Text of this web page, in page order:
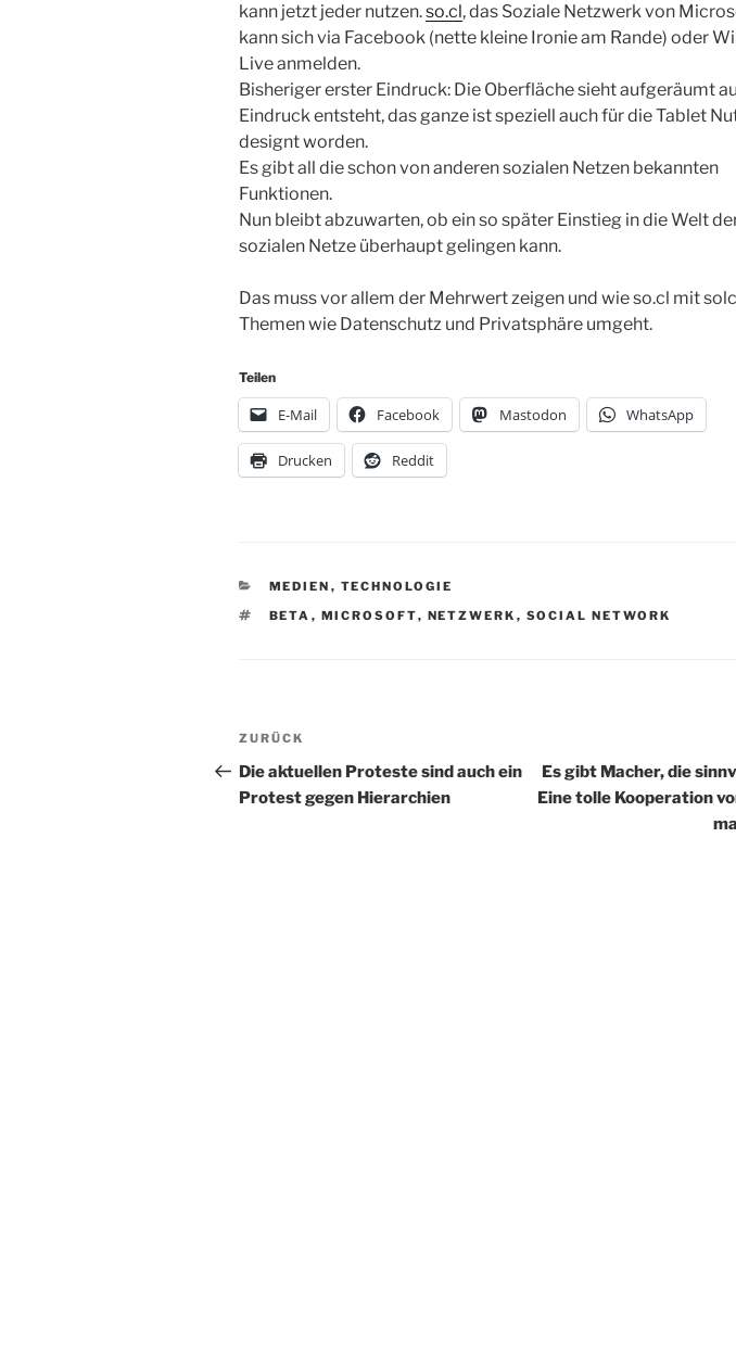
kann jetzt jeder nutzen.so.cl, das Soziale Netzwerk von
kann sich via Facebook (nette kleine Ironie am Rande) oder
Live anmelden.
Bisheriger erster Eindruck: Die Oberfläche sieht aufgeräumt
Eindruck entsteht, das ganze ist speziell auch für die Tablet
designt worden.
Es gibt all die schon von anderen sozialen Netzen bekannten
Funktionen.
Nun bleibt abzuwarten, ob ein so später Einstieg in die Welt
sozialen Netze überhaupt gelingen kann.
Das muss vor allem der Mehrwert zeigen und wie so.cl mit
Themen wie Datenschutz und Privatsphäre umgeht.
Teilen
E-Mail Facebook Mastodon WhatsApp
Drucken Reddit
KATEGORIEN
MEDIEN , TECHNOLOGIE
SCHLAGWÖRTER
BETA , MICROSOFT, NETZWERK , SOCIAL NETWORK
Beitragsnavigation
Vorheriger
Beitrag
ZURÜCK
Die aktuellen Proteste sind auch ein
Protest gegen Hierarchien
Es gibt Macher, die
Eine tolle Kooperation